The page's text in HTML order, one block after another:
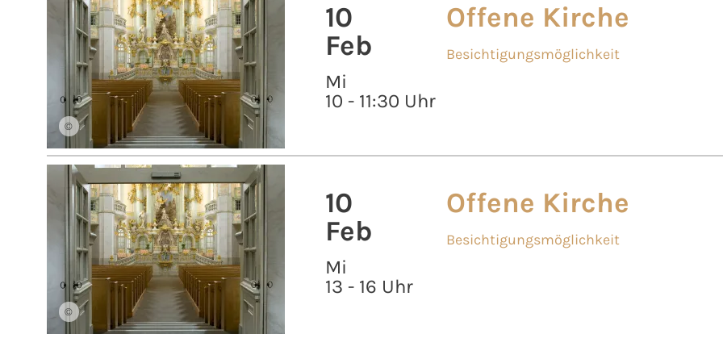
©
10
Feb
Mi
10 - 11:30 Uhr
Offene Kirche
Besichtigungsmöglichkeit
©
10
Feb
Mi
13 - 16 Uhr
Offene Kirche
Besichtigungsmöglichkeit